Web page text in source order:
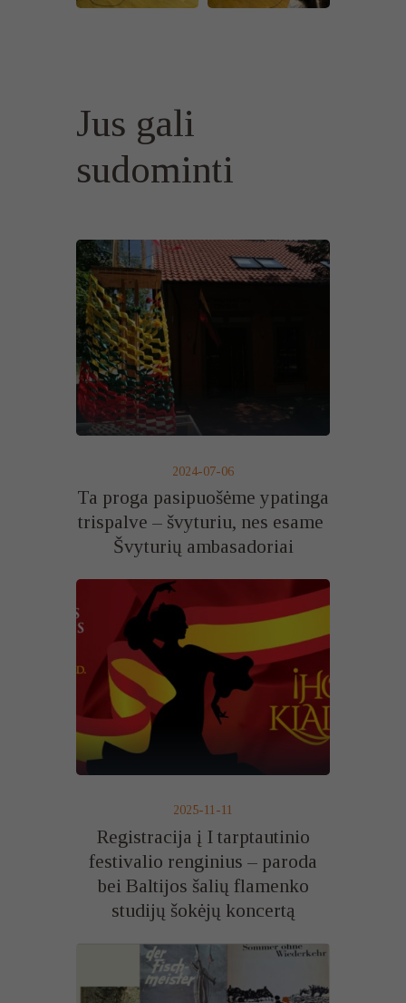
Jus gali
sudominti
2024-07-06
Ta proga pasipuošėme ypatinga
trispalve – švyturiu, nes esame
Švyturių ambasadoriai
2025-11-11
Registracija į I tarptautinio
festivalio renginius – paroda
bei Baltijos šalių flamenko
studijų šokėjų koncertą